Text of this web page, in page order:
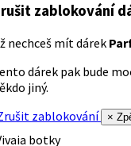
zablokování
nechceš mít dárek
dárek pak bude
jiný.
zablokování
×